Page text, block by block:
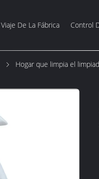
Viaje De La Fábrica Control
Hogar que limpia el